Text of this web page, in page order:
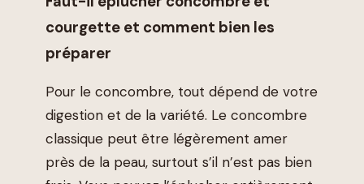
courgette et comment bien les
préparer
Pour le concombre, tout dépend de votre
digestion et de la variété. Le concombre
classique peut être légèrement amer
près de la peau, surtout s’il n’est pas bien